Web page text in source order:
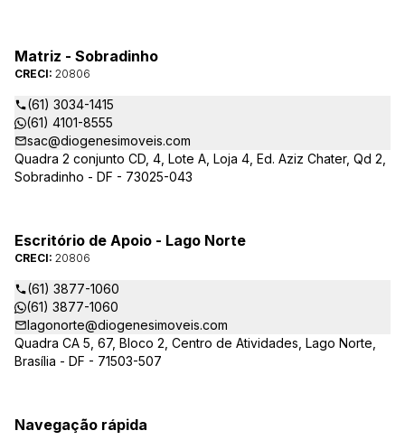
Matriz - Sobradinho
CRECI: 20806
(61) 3034-1415
(61) 4101-8555
sac@diogenesimoveis.com
Quadra 2 conjunto CD, 4, Lote A, Loja 4, Ed. Aziz Chater, Qd 2,
Sobradinho - DF - 73025-043
Escritório de Apoio - Lago Norte
CRECI: 20806
(61) 3877-1060
(61) 3877-1060
lagonorte@diogenesimoveis.com
Quadra CA 5, 67, Bloco 2, Centro de Atividades, Lago Norte,
Brasília - DF - 71503-507
Navegação rápida